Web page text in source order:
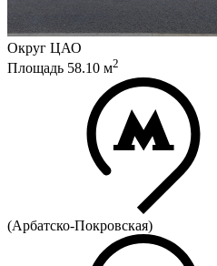
Округ ЦАО
Площадь 58.10 м2
(Арбатско-Покровская)